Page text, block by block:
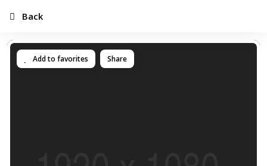
Add to favorites Share
Back